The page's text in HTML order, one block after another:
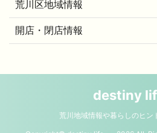
荒川区地域情報
開店・閉店情報
destiny
荒川地域情報や暮らしのヒン